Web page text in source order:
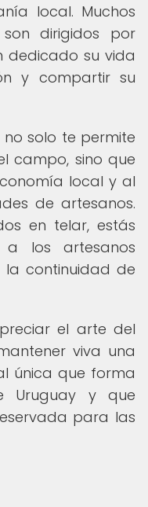
local. Muchos
dirigidos por
dedicado su vida
y compartir su
solo te permite
campo, sino que
local y al
de artesanos.
en telar, estás
a los artesanos
la continuidad de
el arte del
viva una
única que forma
Uruguay y que
para las